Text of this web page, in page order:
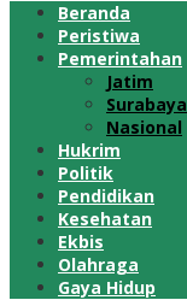
Beranda
Peristiwa
Pemerintahan
Jatim
Surabaya
Nasional
Hukrim
Politik
Pendidikan
Kesehatan
Ekbis
Olahraga
Gaya Hidup